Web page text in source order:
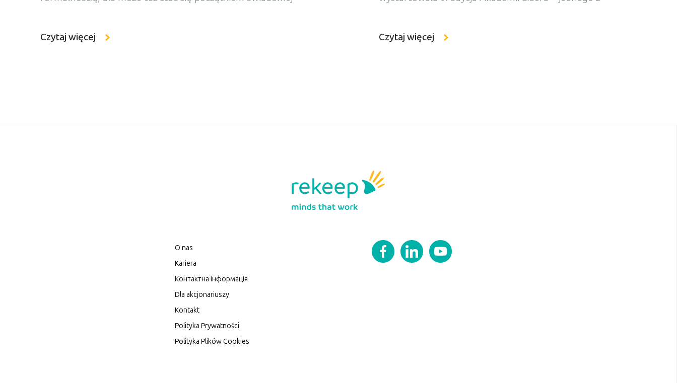
Ekonomii i Usług w Łodzi, w ramach projektu
Czytaj więcej
lat i stanowi istotny element budowania silnego
Czytaj więcej
O nas
Kariera
Контактна інформація
Dla akcjonariuszy
Kontakt
Polityka Prywatności
Polityka Plików Cookies